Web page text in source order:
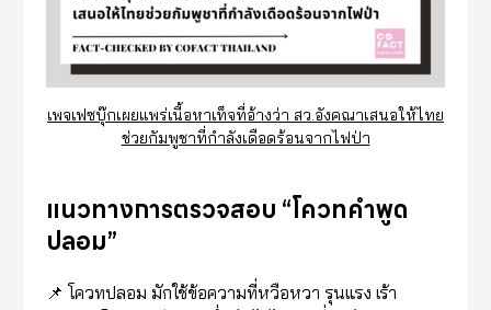
เพจเฟซบุ๊กเผยแพร่เนื้อหาเท็จที่อ้างว่า สว.อังคณาเสนอให้ไทย
ช่วยกัมพูชาที่กำลังเดือดร้อนจากไฟป่า
แนวทางการตรวจสอบ “โควทคำพูด
ปลอม”
📌 โควทปลอม มักใช้ข้อความที่หวือหวา รุนแรง เร้า